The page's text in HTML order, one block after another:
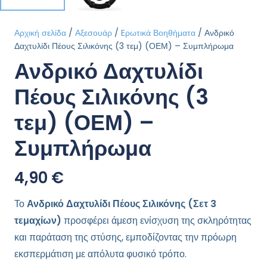
Αρχική σελίδα / Αξεσουάρ / Eρωτικά Βοηθήματα / Ανδρικό
Δαχτυλίδι Πέους Σιλικόνης (3 τεμ) (ΟΕΜ) – Συμπλήρωμα
Ανδρικό Δαχτυλίδι
Πέους Σιλικόνης (3
τεμ) (ΟΕΜ) –
Συμπλήρωμα
4,90 €
ΤοΑνδρικό Δαχτυλίδι Πέους Σιλικόνης (Σετ 3
τεμαχίων) προσφέρει άμεση ενίσχυση της σκληρότητας
και παράταση της στύσης, εμποδίζοντας την πρόωρη
εκσπερμάτιση με απόλυτα φυσικό τρόπο.